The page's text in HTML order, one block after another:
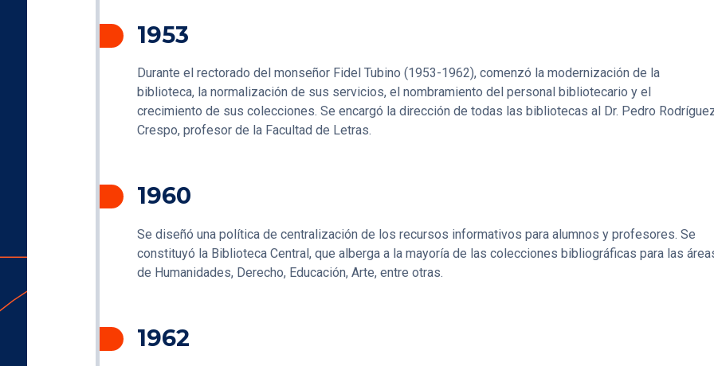
1953
Durante el rectorado del monseñor Fidel Tubino (1953-1962), comenzó la modernización de la
biblioteca, la normalización de sus servicios, el nombramiento del personal bibliotecario y el
crecimiento de sus colecciones. Se encargó la dirección de todas las bibliotecas al Dr. Pedro
Crespo, profesor de la Facultad de Letras.
1960
Se diseñó una política de centralización de los recursos informativos para alumnos y profesores. Se
constituyó la Biblioteca Central, que alberga a la mayoría de las colecciones bibliográficas para las
de Humanidades, Derecho, Educación, Arte, entre otras.
1962